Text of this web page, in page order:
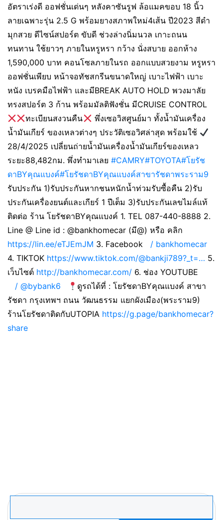
อัตราเร่งดี ออฟชั่นเด่นๆ หลังคาซันรูฟ ล้อแมคขอบ 18 นิ้ว
ลายเฉพาะรุ่น 2.5 G พร้อมยางสภาพใหม่4เส้น ปี2023 สีดำ
มุกสวย ดีไซน์สปอร์ต ขับดี ช่วงล่างนิ่มนวล เกาะถนน
ทนทาน ใช้ยาวๆ ภายในหรูหรา กว้าง นั่งสบาย ออกห้าง
1,590,000 บาท คอนโซลภายในรถ ออกแบบสวยงาม หรูหรา
ออฟชั่นเพียบ หน้าจอทัชสกรีนขนาดใหญ่ เบาะไฟฟ้า เบาะ
หนัง เบรคมือไฟฟ้า และมีBREAK AUTO HOLD พวงมาลัย
ทรงสปอร์ต 3 ก้าน พร้อมมัลติฟังชั่น มีCRUISE CONTROL
ทะเบียนสงวนคืน
พึ่งเซอวิสศูนย์มา ทั้งน้ำมันเครื่อง
น้ำมันเกียร์ ของเหลวต่างๆ ประวัติเซอวิศล่าสุด พร้อมใช้
28/4/2025 เปลี่ยนถ่ายน้ำมันเครื่องน้ำมันเกียร์ของเหลว
ระยะ88,482กม. พึ่งทำมาเลย #CAMRY#TOYOTA#โยรัช
ดาBYคุณแบงค์#โยรัชดาBYคุณแบงค์สาขารัชดาพระราม9
รับประกัน 1)รับประกันหากชนหนักน้ำท่วมรับซื้อคืน 2)รับ
ประกันเครื่องยนต์และเกียร์ 1 ปีเต็ม 3)รับประกันเลขไมล์แท้
ติดต่อ ร้าน โยรัชดาBYคุณแบงค์ 1. TEL 087-440-8888 2.
Line @ Line id : @bankhomecar (มี@) หรือ คลิก
https://lin.ee/eTJEmJM 3. Facebook
/ bankhomecar
4. TIKTOK https://www.tiktok.com/@bankji789?_t=… 5.
เว็บไซต์ http://bankhomecar.com/ 6. ช่อง YOUTUBE
/ @bybank6
ดูรถได้ที่ : โยรัชดาBYคุณแบงค์ สาขา
รัชดา กรุงเทพฯ ถนน วัฒนธรรม แยกผังเมือง(พระราม9)
ร้านโยรัชดาติดกับUTOPIA https://g.page/bankhomecar?
share
ค้นหา